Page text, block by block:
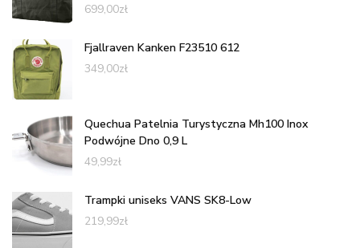
699,00zł
Fjallraven Kanken F23510 612
349,00zł
Quechua Patelnia Turystyczna Mh100 Inox
Podwójne Dno 0,9 L
49,99zł
Trampki uniseks VANS SK8-Low
219,99zł